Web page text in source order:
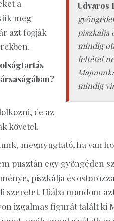
Udvaros
piszkálja
mindig
feltétel
mindig
a
meg
azt fogják
de az
követel.
megnyugtató, ha van
pusztán egy gyöngéden
piszkálja és
szeretet. Hiába mondom
izgalmas figurát talált ki